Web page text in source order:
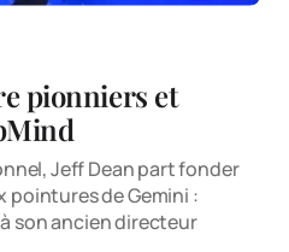
pionniers et
Jeff Dean part fonder
pointures de Gemini :
son ancien directeur